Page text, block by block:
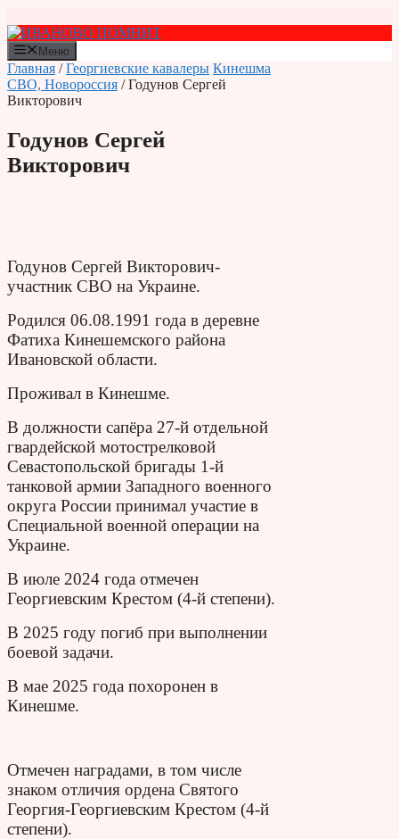
к
содержимому
Меню
Главная /Георгиевские кавалеры Кинешма
СВО, Новороссия / Годунов Сергей
Викторович
Годунов Сергей
Викторович
Годунов Сергей Викторович-
участник СВО на Украине.
Родился 06.08.1991 года в деревне
Фатиха Кинешемского района
Ивановской области.
Проживал в Кинешме.
В должности сапёра 27-й отдельной
гвардейской мотострелковой
Севастопольской бригады 1-й
танковой армии Западного военного
округа России принимал участие в
Специальной военной операции на
Украине.
В июле 2024 года отмечен
Георгиевским Крестом (4-й степени).
В 2025 году погиб при выполнении
боевой задачи.
В мае 2025 года похоронен в
Кинешме.
Отмечен наградами, в том числе
знаком отличия ордена Святого
Георгия-Георгиевским Крестом (4-й
степени).